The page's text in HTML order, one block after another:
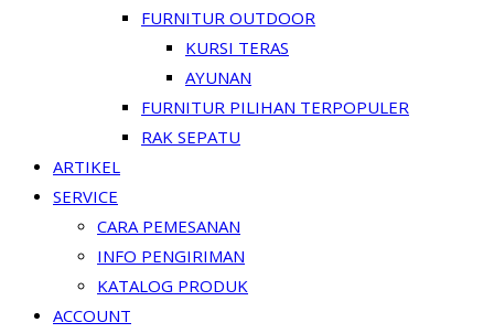
FURNITUR OUTDOOR
KURSI TERAS
AYUNAN
FURNITUR PILIHAN TERPOPULER
RAK SEPATU
ARTIKEL
SERVICE
CARA PEMESANAN
INFO PENGIRIMAN
KATALOG PRODUK
ACCOUNT